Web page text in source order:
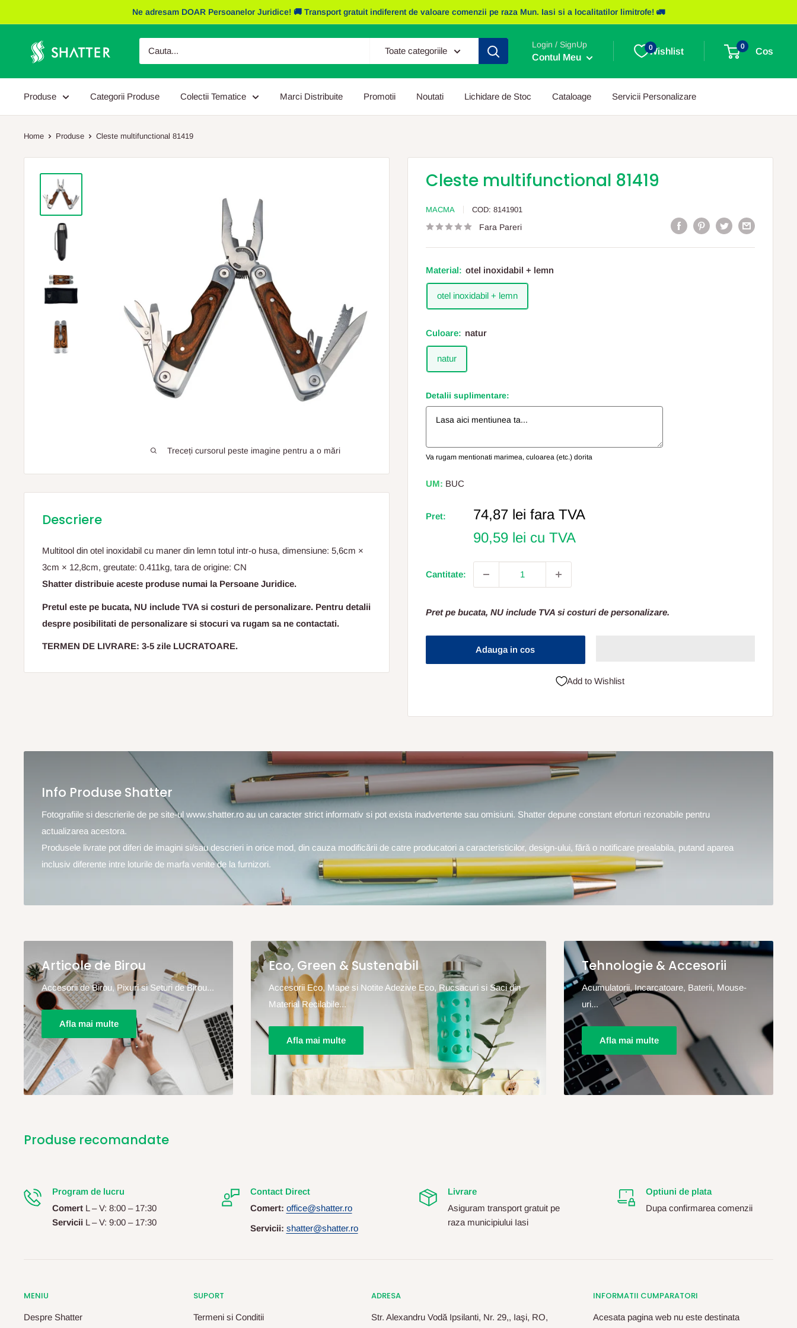
la
Ne adresam DOAR Persoanelor Juridice! 🚚 Transport gratuit indiferent de valoare comenzii pe raza Mun. Iasi si a localitatilor limitrofe! 🚛
Obiecte
Promotionale
Shatter
Toate categoriile
Login / SignUp
Contul Meu
Wishlist
0 0
Cos
Produse Categorii Produse Colectii Tematice Marci Distribuite Promotii Noutati Lichidare de Stoc Cataloage Servicii Personalizare
Home Produse Cleste multifunctional 81419
Treceți cursorul peste imagine pentru a o mări
Cleste multifunctional 81419
MACMA COD: 8141901
Fara Pareri
Material: otel inoxidabil + lemn
otel inoxidabil + lemn
Culoare: natur
natur
Detalii suplimentare:
Va rugam mentionati marimea, culoarea (etc.) dorita
UM: BUC
Pret:
Pret
74,87 lei fara TVA
90,59 lei cu TVA
Cantitate:
Pret pe bucata, NU include TVA si costuri de personalizare.
Adauga in cos
Add to Wishlist
Descriere
Multitool din otel inoxidabil cu maner din lemn totul intr-o husa, dimensiune: 5,6cm ×
3cm × 12,8cm, greutate: 0.411kg, tara de origine: CN
Shatter distribuie aceste produse numai la Persoane Juridice.
Pretul este pe bucata, NU include TVA si costuri de personalizare. Pentru detalii
despre posibilitati de personalizare si stocuri va rugam sa ne contactati.
TERMEN DE LIVRARE: 3-5 zile LUCRATOARE.
Info Produse Shatter
Fotografiile si descrierile de pe site-ul www.shatter.ro au un caracter strict informativ si pot exista inadvertente sau omisiuni. Shatter depune constant eforturi rezonabile pentru
actualizarea acestora.
Produsele livrate pot diferi de imagini si/sau descrieri in orice mod, din cauza modificării de catre producatori a caracteristicilor, design-ului, fără o notificare prealabila, putand aparea
inclusiv diferente intre loturile de marfa venite de la furnizori.
Articole de Birou
Accesorii de Birou, Pixuri si Seturi de Birou...
Afla mai multe
Eco, Green & Sustenabil
Accesorii Eco, Mape si Notite Adezive Eco, Rucsacuri si Saci din
Material Recilabile...
Afla mai multe
Tehnologie & Accesorii
Acumulatorii, Incarcatoare, Baterii, Mouse-
uri...
Afla mai multe
Produse recomandate
Program de lucru
Comert L – V: 8:00 – 17:30
Servicii L – V: 9:00 – 17:30
Contact Direct
Comert: office@shatter.ro
Servicii: shatter@shatter.ro
Livrare
Asiguram transport gratuit pe
raza municipiului Iasi
Optiuni de plata
Dupa confirmarea comenzii
MENIU
Despre Shatter
SUPORT
Termeni si Conditii
ADRESA
Str. Alexandru Vodă Ipsilanti, Nr. 29,, Iaşi, RO,
INFORMATII CUMPARATORI
Acesata pagina web nu este destinata